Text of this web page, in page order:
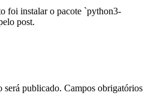
foi instalar o pacote `python3-
post.
será publicado. Campos obrigatórios